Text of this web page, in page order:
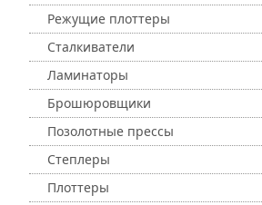
Режущие плоттеры
Сталкиватели
Ламинаторы
Брошюровщики
Позолотные прессы
Степлеры
Плоттеры